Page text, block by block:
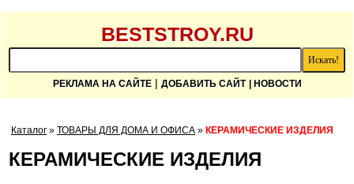
BESTSTROY.RU
РЕКЛАМА НА САЙТЕ| ДОБАВИТЬ САЙТ | НОВОСТИ
Каталог » ТОВАРЫ ДЛЯ ДОМА И ОФИСА » КЕРАМИЧЕСКИЕ ИЗДЕЛИЯ
КЕРАМИЧЕСКИЕ ИЗДЕЛИЯ